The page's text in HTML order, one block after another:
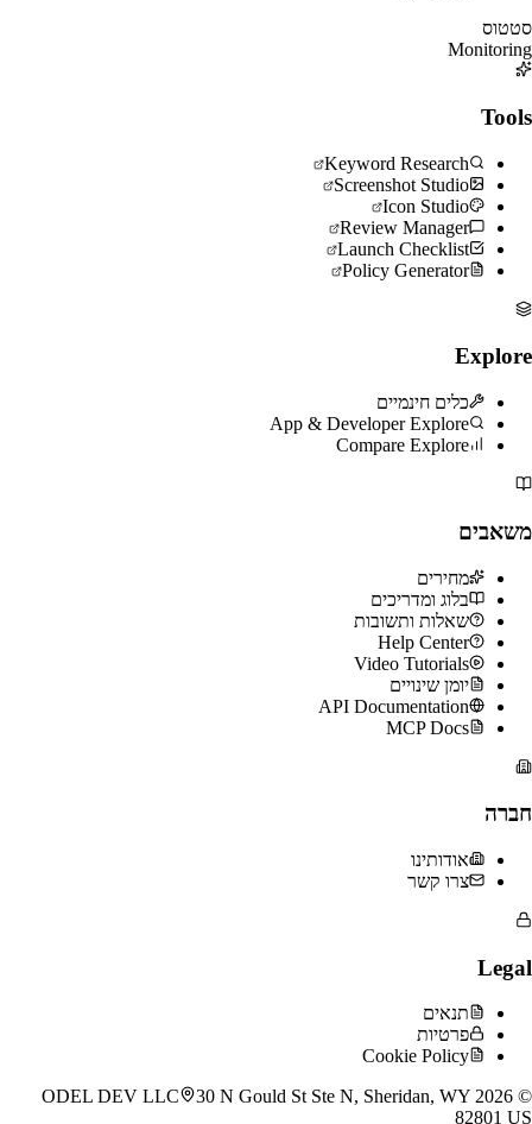
סטטוס
Monitoring
Tools
Keyword Research
Screenshot Studio
Icon Studio
Review Manager
Launch Checklist
Policy Generator
Explore
כלים חינמיים
App & Developer Explore
Compare Explore
משאבים
מחירים
בלוג ומדריכים
שאלות ותשובות
Help Center
Video Tutorials
יומן שינויים
API Documentation
MCP Docs
חברה
אודותינו
צרו קשר
Legal
תנאים
פרטיות
Cookie Policy
©
2026
30 N Gould St Ste N, Sheridan, WY
82801 US